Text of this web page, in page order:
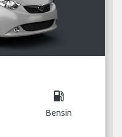
local_gas_station
Bensin